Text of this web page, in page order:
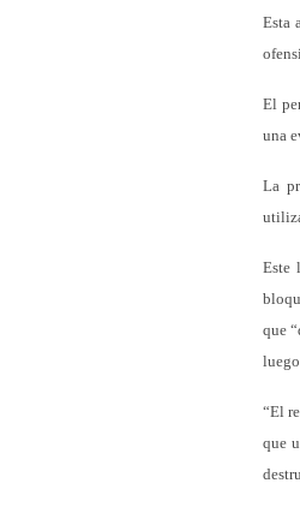
Esta
El
una
La
Este
que
“El
que